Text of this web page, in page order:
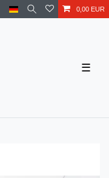
0,00 EUR
☰